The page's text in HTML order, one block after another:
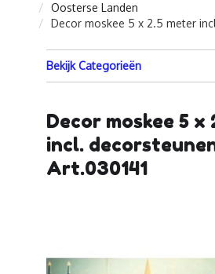
Oosterse Landen
Decor moskee 5 x 2.5 meter
Bekijk Categorieën
Decor moskee 5 x
incl.
Art.030141